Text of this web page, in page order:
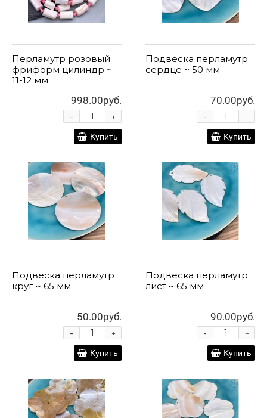
Перламутр розовый
фриформ цилиндр ~
11-12 мм
998.00руб.
+
-
Купить
Подвеска перламутр
сердце ~ 50 мм
70.00руб.
+
-
Купить
Подвеска перламутр
круг ~ 65 мм
50.00руб.
+
-
Купить
Подвеска перламутр
лист ~ 65 мм
90.00руб.
+
-
Купить